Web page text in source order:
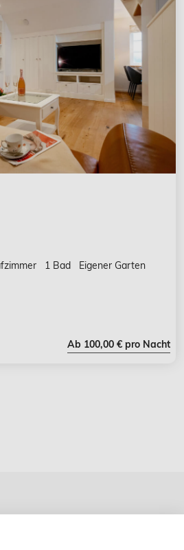
1 Bad
Eigener Garten
Ab 100,00 € pro Nacht
GmbH